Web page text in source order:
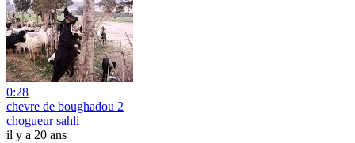
0:28
chevre de boughadou 2
chogueur sahli
il y a 20 ans